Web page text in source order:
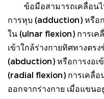
ข้อมือสามารถเคลื่อนไ
การหุบ (adduction) หรือ
ใน (ulnar flexion) การเค
เข้าใกล้ร่างกายทิศทางตร
(abduction) หรือการงอ
(radial flexion) การเคลื่
ออกจากร่างกาย เมื่อแขน